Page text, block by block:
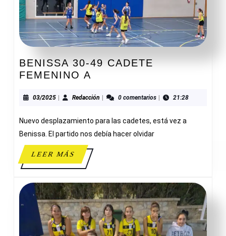
BENISSA 30-49 CADETE
FEMENINO A
49
FEMENINO
A
03/202503/2025Redacción Redacción0 comentarios 21:28
Nuevo desplazamiento para las cadetes, está vez a
Benissa. El partido nos debía hacer olvidar
LEER MÁSLEER
MÁS